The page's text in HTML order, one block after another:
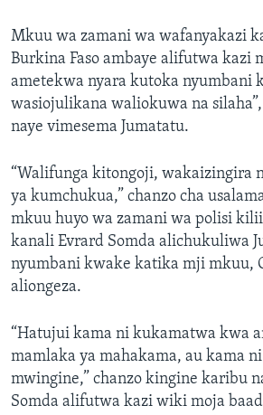
Mkuu wa zamani wa wafanyakazi
Burkina Faso ambaye alifutwa kazi
ametekwa nyara kutoka nyumbani
wasiojulikana waliokuwa na
naye vimesema Jumatatu.
“Walifunga kitongoji, wakaizingira
ya kumchukua,” chanzo cha
mkuu huyo wa zamani wa polisi
kanali Evrard Somda alichukuliwa
nyumbani kwake katika mji mkuu,
aliongeza.
“Hatujui kama ni kukamatwa kwa
mamlaka ya mahakama, au kama
mwingine,” chanzo kingine karibu
Somda alifutwa kazi wiki moja